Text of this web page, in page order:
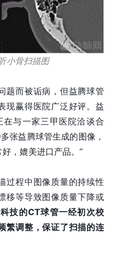
小骨扫描图
题而被诟病，但益腾球管
现赢得医院广泛好评。益
在与一家三甲医院洽谈合
张益腾球管生成的图像，
，媲美进口产品。”
过程中图像质量的持续性
移等导致图像质量下降或
技的CT球管一经初次校
繁调整，保证了扫描的连